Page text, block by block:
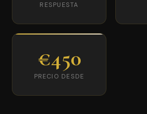
RESPUESTA
€450
PRECIO DESDE